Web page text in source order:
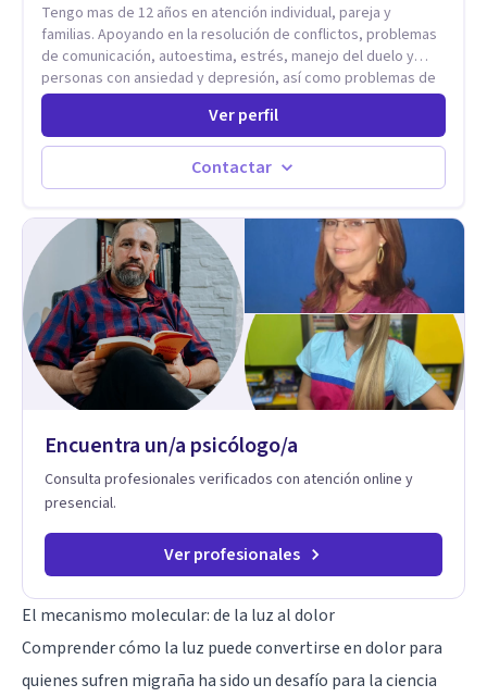
Tengo mas de 12 años en atención individual, pareja y
familias. Apoyando en la resolución de conflictos, problemas
de comunicación, autoestima, estrés, manejo del duelo y
personas con ansiedad y depresión, así como problemas de
conducta y comportamiento. Desarrollo de personas
Estableciendo metas a corto y largo plazo, es vital para la
vida de cada uno tener su propia vision.
Ver perfil
Contactar
Encuentra un/a psicólogo/a
Consulta profesionales verificados con atención online y
presencial.
Ver profesionales
El mecanismo molecular: de la luz al dolor
Comprender cómo la luz puede convertirse en dolor para
quienes sufren migraña ha sido un desafío para la ciencia